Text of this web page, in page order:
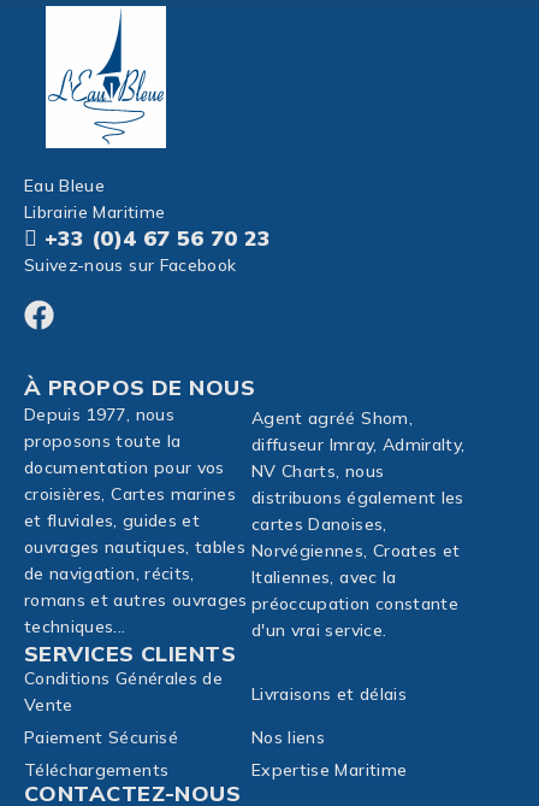
Eau Bleue
Librairie Maritime
+33 (0)4 67 56 70 23
Suivez-nous sur Facebook
À PROPOS DE NOUS
Depuis 1977, nous
proposons toute la
documentation pour vos
croisières, Cartes marines
et fluviales, guides et
ouvrages nautiques, tables
de navigation, récits,
romans et autres ouvrages
techniques...
Agent agréé Shom,
diffuseur Imray, Admiralty,
NV Charts, nous
distribuons également les
cartes Danoises,
Norvégiennes, Croates et
Italiennes, avec la
préoccupation constante
d'un vrai service.
SERVICES CLIENTS
Conditions Générales de
Vente
Livraisons et délais
Paiement Sécurisé
Nos liens
Téléchargements
Expertise Maritime
CONTACTEZ-NOUS